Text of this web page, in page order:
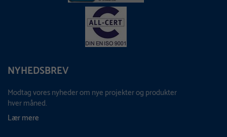
NYHEDSBREV
Modtag vores nyheder om nye projekter og produkter
hver måned.
Lær mere